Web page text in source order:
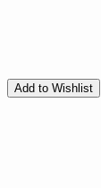
Add to Wishlist